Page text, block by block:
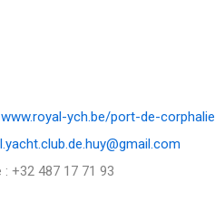
www.royal-ych.be/port-de-corphalie
: +32 487 17 71 93